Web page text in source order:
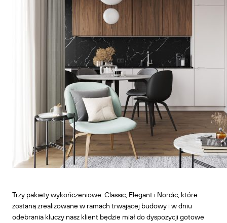
Trzy pakiety wykończeniowe: Classic, Elegant i Nordic, które
zostaną zrealizowane w ramach trwającej budowy i w dniu
odebrania kluczy nasz klient będzie miał do dyspozycji gotowe